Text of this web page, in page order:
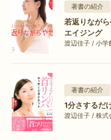
著書の紹介
若返りなが
エイジング
渡辺佳子 / 小
著書の紹介
1分さするだ
渡辺佳子 / 株